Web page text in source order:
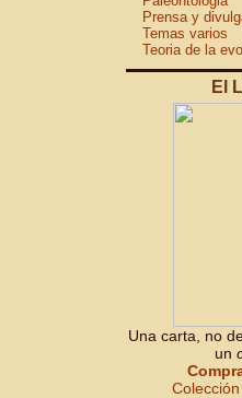
Prensa y
Temas varios
Teoria de la
El
Una carta, no
un
Colección